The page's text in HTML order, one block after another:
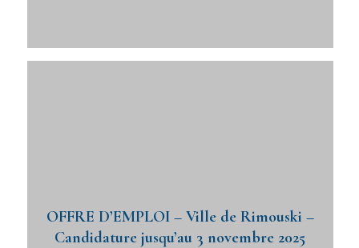
OFFRE D’EMPLOI – Ville de Rimouski –
Candidature jusqu’au 3 novembre 2025